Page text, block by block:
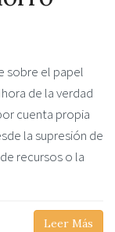
sobre el papel
de la verdad
cuenta propia
la supresión de
recursos o la
Leer Más